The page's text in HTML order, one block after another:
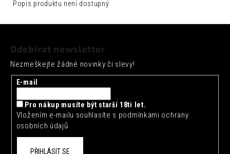
Popis produktu není dostupný
FENTIMANS
Kč
Odebírat newsletter
Nezmeškejte žádné novinky či slevy!
E-mail
Pro nákup musíte být starší 18ti let.
Vložením e-mailu souhlasíte s podmínkami ochrany
osobních údajů
PŘIHLÁSIT SE